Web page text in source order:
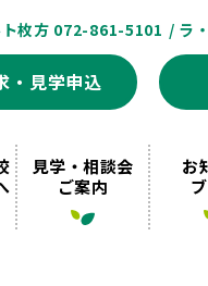
枚方 072-861-5101 / ラ
・見学申込
見学・相談会
ご案内
お